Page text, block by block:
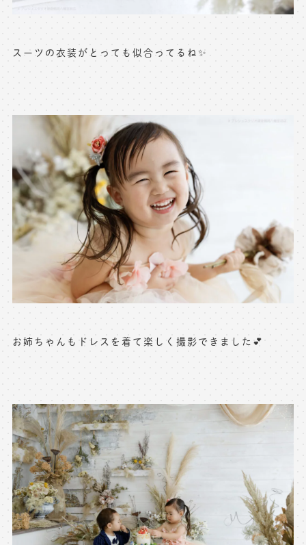
無料会員登録はこちら
スーツの衣装がとっても似合ってるね✨
お姉ちゃんもドレスを着て楽しく撮影できました💕